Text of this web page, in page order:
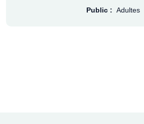
Public : Adultes